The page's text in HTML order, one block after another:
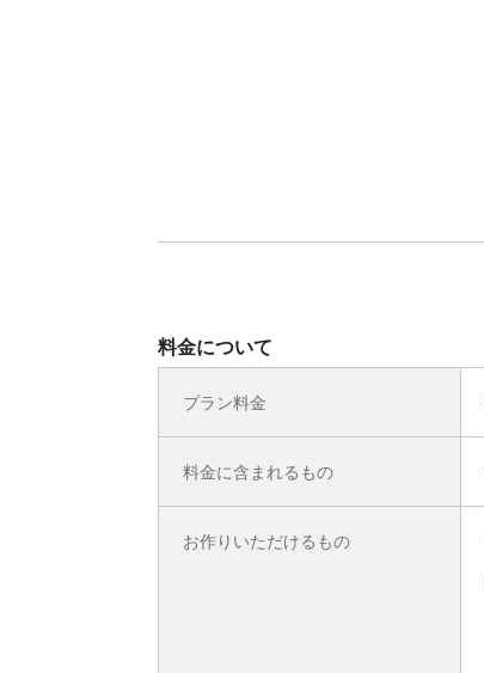
料金について
プラン料金
料金に含まれるもの
お作りいただけるもの